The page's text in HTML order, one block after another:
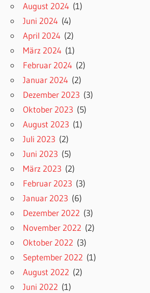
August 2024 (1)
Juni 2024 (4)
April 2024 (2)
März 2024 (1)
Februar 2024 (2)
Januar 2024 (2)
Dezember 2023 (3)
Oktober 2023 (5)
August 2023 (1)
Juli 2023 (2)
Juni 2023 (5)
März 2023 (2)
Februar 2023 (3)
Januar 2023 (6)
Dezember 2022 (3)
November 2022 (2)
Oktober 2022 (3)
September 2022 (1)
August 2022 (2)
Juni 2022 (1)